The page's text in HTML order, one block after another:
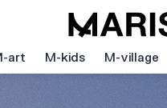
art M-kids M-village